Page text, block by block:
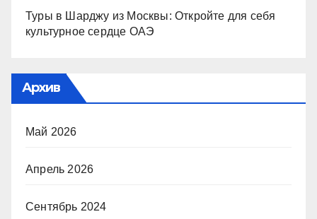
Туры в Шарджу из Москвы: Откройте для себя
культурное сердце ОАЭ
Архив
Май 2026
Апрель 2026
Сентябрь 2024